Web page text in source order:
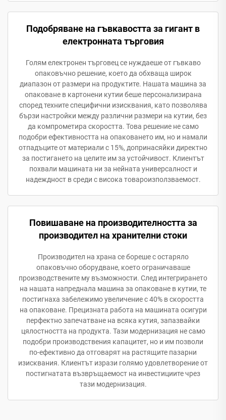
Подобряване на гъвкавостта за гигант в
електронната търговия
Голям електронен търговец се нуждаеше от гъвкаво
опаковъчно решение, което да обхваща широк
диапазон от размери на продуктите. Нашата машина за
опаковане в картонени кутии беше персонализирана
според техните специфични изисквания, като позволява
бързи настройки между различни размери на кутии, без
да компрометира скоростта. Това решение не само
подобри ефективността на опаковането им, но и намали
отпадъците от материали с 15%, допринасяйки директно
за постигането на целите им за устойчивост. Клиентът
похвали машината ни за нейната универсалност и
надеждност в среди с висока товароизползваемост.
Повишаване на производителността за
производител на хранителни стоки
Производител на храна се бореше с остаряло
опаковъчно оборудване, което ограничаваше
производствените му възможности. След интегрирането
на нашата напреднала машина за опаковане в кутии, те
постигнаха забележимо увеличение с 40% в скоростта
на опаковане. Прецизната работа на машината осигури
перфектно запечатване на всяка кутия, запазвайки
цялостността на продукта. Тази модернизация не само
подобри производствения капацитет, но и им позволи
по-ефективно да отговарят на растящите пазарни
изисквания. Клиентът изрази голямо удовлетворение от
постигнатата възвръщаемост на инвестициите чрез
тази модернизация.